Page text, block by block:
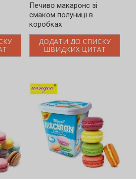
Печиво макаронс зі
смаком полуниці в
коробках
ДОДАТИ ДО СПИСКУ
ШВИДКИХ ЦИТАТ